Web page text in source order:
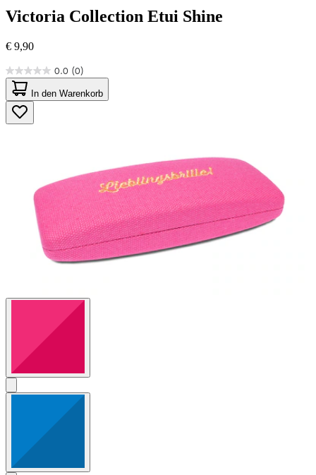
Victoria Collection Etui Shine
€ 9,90
0.0 (0)
0.0
von
5
Sternen.
In den Warenkorb